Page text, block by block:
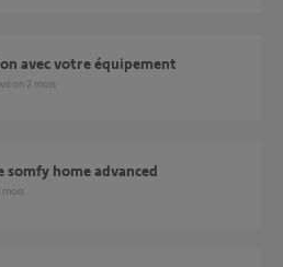
avec votre équipement
2 mois
somfy home advanced
mois